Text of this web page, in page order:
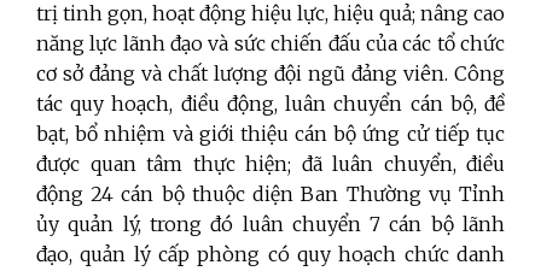
trị tinh gọn, hoạt động hiệu lực, hiệu quả; nâng cao
năng lực lãnh đạo và sức chiến đấu của các tổ chức
cơ sở đảng và chất lượng đội ngũ đảng viên. Công
tác quy hoạch, điều động, luân chuyển cán bộ, đề
bạt, bổ nhiệm và giới thiệu cán bộ ứng cử tiếp tục
được quan tâm thực hiện; đã luân chuyển, điều
động 24 cán bộ thuộc diện Ban Thường vụ Tỉnh
ủy quản lý, trong đó luân chuyển 7 cán bộ lãnh
đạo, quản lý cấp phòng có quy hoạch chức danh